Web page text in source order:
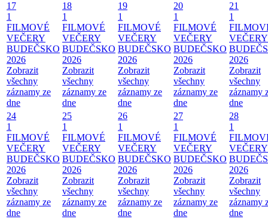
17
1
FILMOVÉ
VEČERY
BUDEČSKO
2026
Zobrazit
všechny
záznamy ze
dne
18
1
FILMOVÉ
VEČERY
BUDEČSKO
2026
Zobrazit
všechny
záznamy ze
dne
19
1
FILMOVÉ
VEČERY
BUDEČSKO
2026
Zobrazit
všechny
záznamy ze
dne
20
1
FILMOVÉ
VEČERY
BUDEČSKO
2026
Zobrazit
všechny
záznamy ze
dne
21
1
VEČERY
2026
Zobrazit
všechny
záznamy
dne
24
1
FILMOVÉ
VEČERY
BUDEČSKO
2026
Zobrazit
všechny
záznamy ze
dne
25
1
FILMOVÉ
VEČERY
BUDEČSKO
2026
Zobrazit
všechny
záznamy ze
dne
26
1
FILMOVÉ
VEČERY
BUDEČSKO
2026
Zobrazit
všechny
záznamy ze
dne
27
1
FILMOVÉ
VEČERY
BUDEČSKO
2026
Zobrazit
všechny
záznamy ze
dne
28
1
VEČERY
2026
Zobrazit
všechny
záznamy
dne